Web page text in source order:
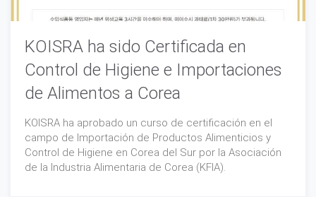
KOISRA ha sido Certificada en
Control de Higiene e Importaciones
de Alimentos a Corea
KOISRA ha aprobado un curso de certificación en el
campo de Importación de Productos Alimenticios y
Control de Higiene en Corea del Sur por la Asociación
de la Industria Alimentaria de Corea (KFIA).